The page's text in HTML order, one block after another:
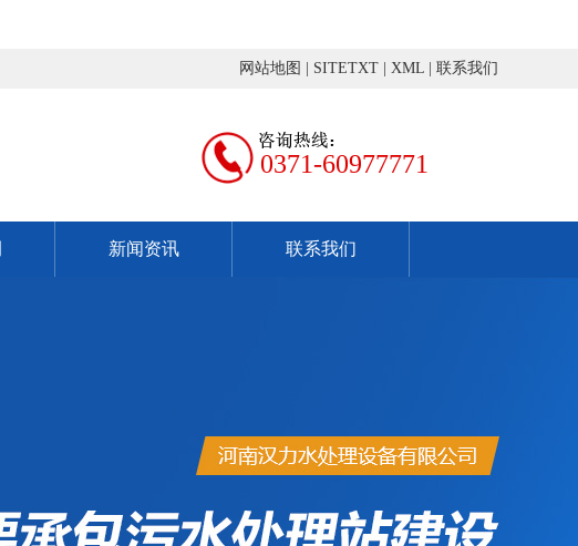
网站地图 SITETXT XML 联系我们
0371-60977771
新闻资讯 联系我们